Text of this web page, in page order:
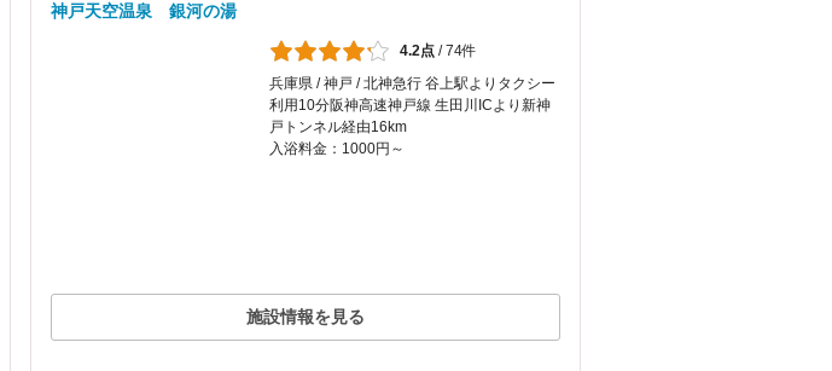
神戸天空温泉 銀河の湯
4.2点 /74件
兵庫県 / 神戸 / 北神急行 谷上駅よりタクシー
利用10分阪神高速神戸線 生田川ICより新神
戸トンネル経由16km
入浴料金：1000円～
施設情報を見る